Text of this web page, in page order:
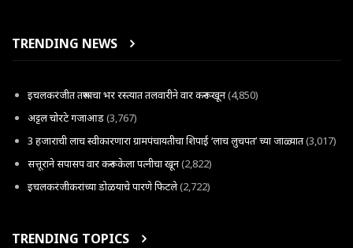
TRENDING NEWS
इचलकरंजीत तरूणाचा भर रस्त्यात तलवारीने वार करून खून(4,850)
अट्टल चोरटे गजाआड(3,767)
3 हजाराची लाच स्वीकारणारा ग्रामपंचायतीचा शिपाई ‘लाच लुचपत’ च्या जाळ्यात(3,017)
सत्तूराने सपासप वार करून केला पत्नीचा खून(2,822)
इचलकरंजीकरांच्या डोळयाचे पारणे फिटले(2,722)
TRENDING TOPICS